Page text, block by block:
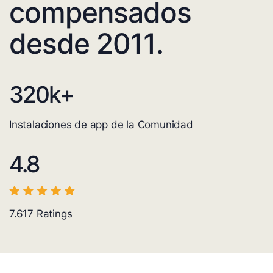
compensados
desde 2011.
320k+
Instalaciones de app de la Comunidad
4.8
7.617 Ratings